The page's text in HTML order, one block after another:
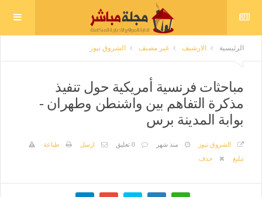
الرئيسية الارشيف غير مصنف الشروق نيوز
مباحثات فرنسية أمريكية حول تنفيذ
مذكرة التفاهم بين واشنطن وطهران -
بوابة المدينة برس
الشروق نيوز منذ شهر 0 تعليق ارسل
طباعة
تبليغ
حذف